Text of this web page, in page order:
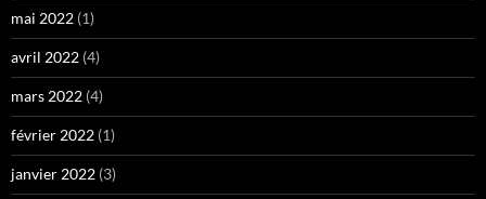
mai 2022 (1)
avril 2022 (4)
mars 2022 (4)
février 2022 (1)
janvier 2022 (3)